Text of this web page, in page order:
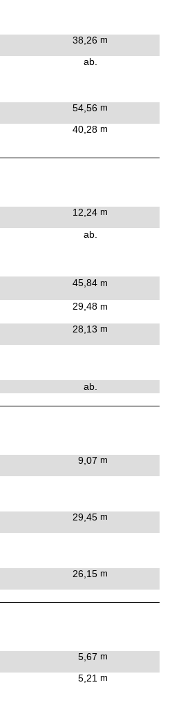
38,26 m
ab.
54,56 m
40,28 m
12,24 m
ab.
45,84 m
29,48 m
28,13 m
ab.
9,07 m
29,45 m
26,15 m
5,67 m
5,21 m